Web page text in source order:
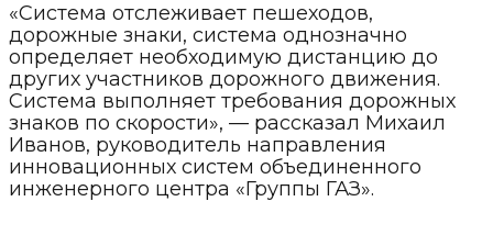
«Система отслеживает пешеходов,
дорожные знаки, система однозначно
определяет необходимую дистанцию до
других участников дорожного движения.
Система выполняет требования дорожных
знаков по скорости», — рассказал Михаил
Иванов, руководитель направления
инновационных систем объединенного
инженерного центра «Группы ГАЗ».